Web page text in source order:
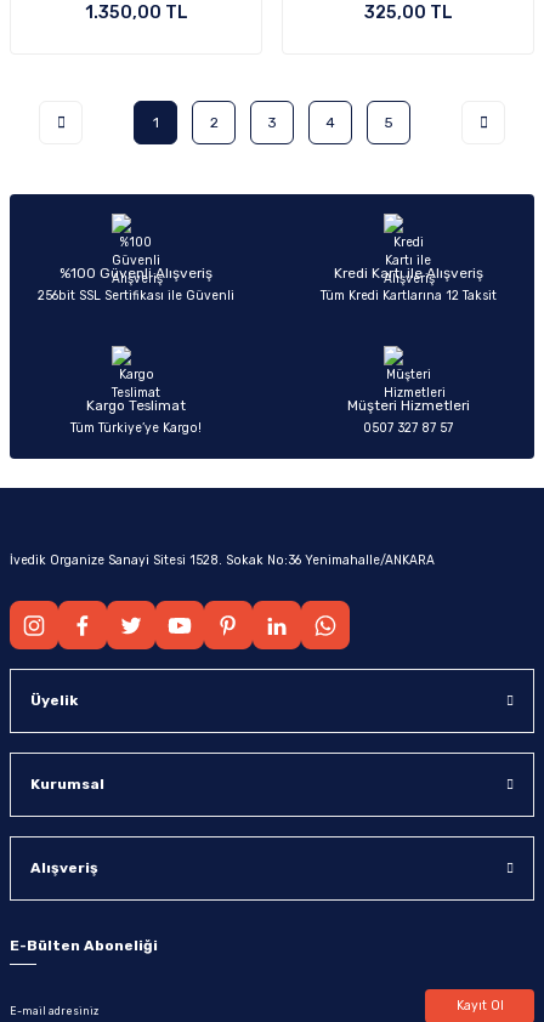
1.350,00 TL 325,00 TL
1 2 3 4 5
%100 Güvenli Alışveriş
256bit SSL Sertifikası ile Güvenli
Kredi Kartı ile Alışveriş
Tüm Kredi Kartlarına 12 Taksit
Kargo Teslimat
Tüm Türkiye’ye Kargo!
Müşteri Hizmetleri
0507 327 87 57
İvedik Organize Sanayi Sitesi 1528. Sokak No:36 Yenimahalle/ANKARA
Üyelik
Kurumsal
Alışveriş
E-Bülten Aboneliği
Kayıt Ol